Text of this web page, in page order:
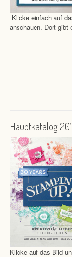
Klicke einfach auf
anschauen. Dort gibt
Hauptkatalog
Klicke auf das Bild